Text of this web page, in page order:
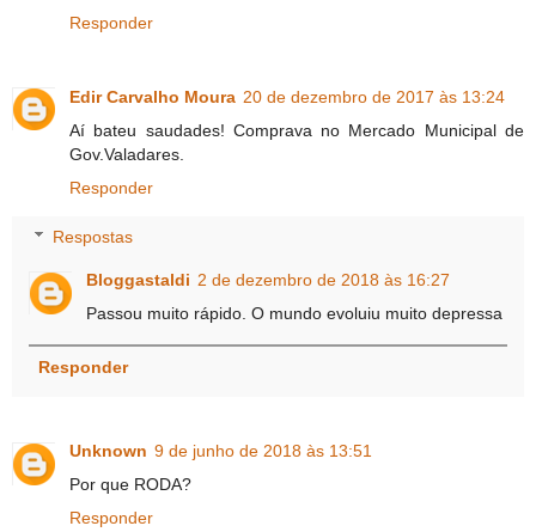
Responder
Edir Carvalho Moura 20 de dezembro de 2017 às 13:24
Aí bateu saudades! Comprava no Mercado Municipal de
Gov.Valadares.
Responder
Respostas
Bloggastaldi 2 de dezembro de 2018 às 16:27
Passou muito rápido. O mundo evoluiu muito depressa
Responder
Unknown 9 de junho de 2018 às 13:51
Por que RODA?
Responder